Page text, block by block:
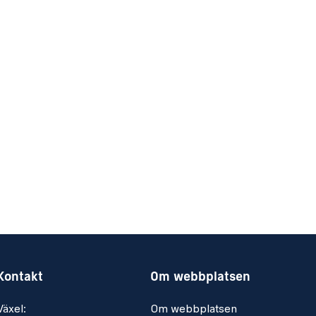
Kontakt Om webbplatsen
Om webbplatsen